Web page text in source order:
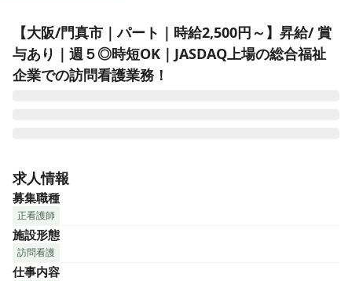
【大阪/門真市｜パート｜時給2,500円～】昇給/ 賞
与あり｜週５◎時短OK｜JASDAQ上場の総合福祉
企業での訪問看護業務！
し、訪問看護ステーション、メディカルサポートの事業を展
開。自由で自立したチーム医療を目指して拡大していきたい
と考えています。また弊社は研修が充実しており、理念・方
針をはじめ、現場ですぐ役立つ技術・考え方をご理解いただ
けるよう努めています。「100年続くいい会社」をスローガ
ンに、安定して働ける会社として、スタッフを各地で募集
中。退職後のUターン採用も取り入れており、戻りたくなるあ
求人情報
募集職種
正看護師
施設形態
訪問看護
仕事内容